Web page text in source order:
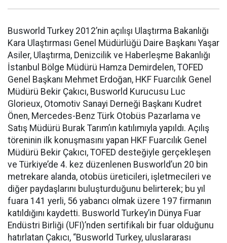
Busworld Turkey 2012’nin açılışı Ulaştırma Bakanlığı
Kara Ulaştırması Genel Müdürlüğü Daire Başkanı Yaşar
Asiler, Ulaştırma, Denizcilik ve Haberleşme Bakanlığı
İstanbul Bölge Müdürü Hamza Demirdelen, TOFED
Genel Başkanı Mehmet Erdoğan, HKF Fuarcılık Genel
Müdürü Bekir Çakıcı, Busworld Kurucusu Luc
Glorieux, Otomotiv Sanayi Derneği Başkanı Kudret
Önen, Mercedes-Benz Türk Otobüs Pazarlama ve
Satış Müdürü Burak Tarım’ın katılımıyla yapıldı. Açılış
töreninin ilk konuşmasını yapan HKF Fuarcılık Genel
Müdürü Bekir Çakıcı, TOFED desteğiyle gerçekleşen
ve Türkiye’de 4. kez düzenlenen Busworld’un 20 bin
metrekare alanda, otobüs üreticileri, işletmecileri ve
diğer paydaşlarını buluşturduğunu belirterek; bu yıl
fuara 141 yerli, 56 yabancı olmak üzere 197 firmanın
katıldığını kaydetti. Busworld Turkey’in Dünya Fuar
Endüstri Birliği (UFI)’nden sertifikalı bir fuar olduğunu
hatırlatan Çakıcı, “Busworld Turkey, uluslararası